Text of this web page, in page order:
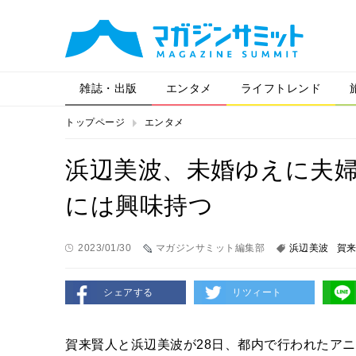
雑誌・出版 エンタメ ライフトレンド
トップページ エンタメ
浜辺美波、未婚ゆえに夫
には興味持つ
2023/01/30 マガジンサミット編集部 浜辺美波 賀
シェアする リツィート
賀来賢人と浜辺美波が28日、都内で行われたア